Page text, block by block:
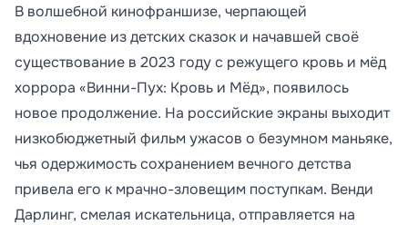
В волшебной кинофраншизе, черпающей
вдохновение из детских сказок и начавшей своё
существование в 2023 году с режущего кровь и мёд
хоррора «Винни-Пух: Кровь и Мёд», появилось
новое продолжение. На российские экраны выходит
низкобюджетный фильм ужасов о безумном маньяке,
чья одержимость сохранением вечного детства
привела его к мрачно-зловещим поступкам. Венди
Дарлинг, смелая искательница, отправляется на